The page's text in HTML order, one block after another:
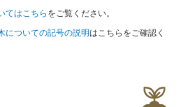
てはこちら をご覧ください。
についての記号の説明はこちらをご確認く